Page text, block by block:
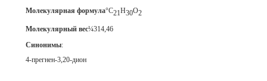
Молекулярная формула°С21H30O2
Молекулярный вес¼314,46
Синонимы:
4-прегнен-3,20-дион